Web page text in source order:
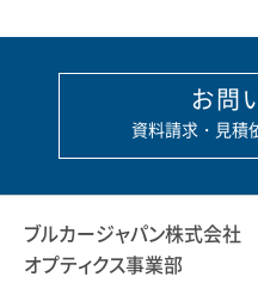
お問
資料請求・見積
ブルカージャパン株式会社
オプティクス事業部